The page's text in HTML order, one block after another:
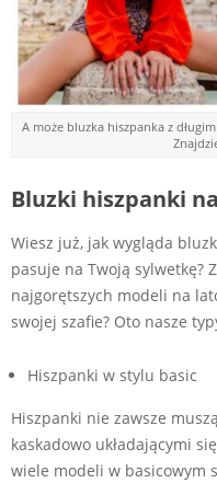
A może bluzka hiszpanka z
Bluzki hiszpanki
Wiesz już, jak wygląda
pasuje na Twoją sylwetkę?
najgorętszych modeli na
swojej szafie? Oto nasze
Hiszpanki w stylu basic
Hiszpanki nie zawsze
kaskadowo układającymi
wiele modeli w basicowym